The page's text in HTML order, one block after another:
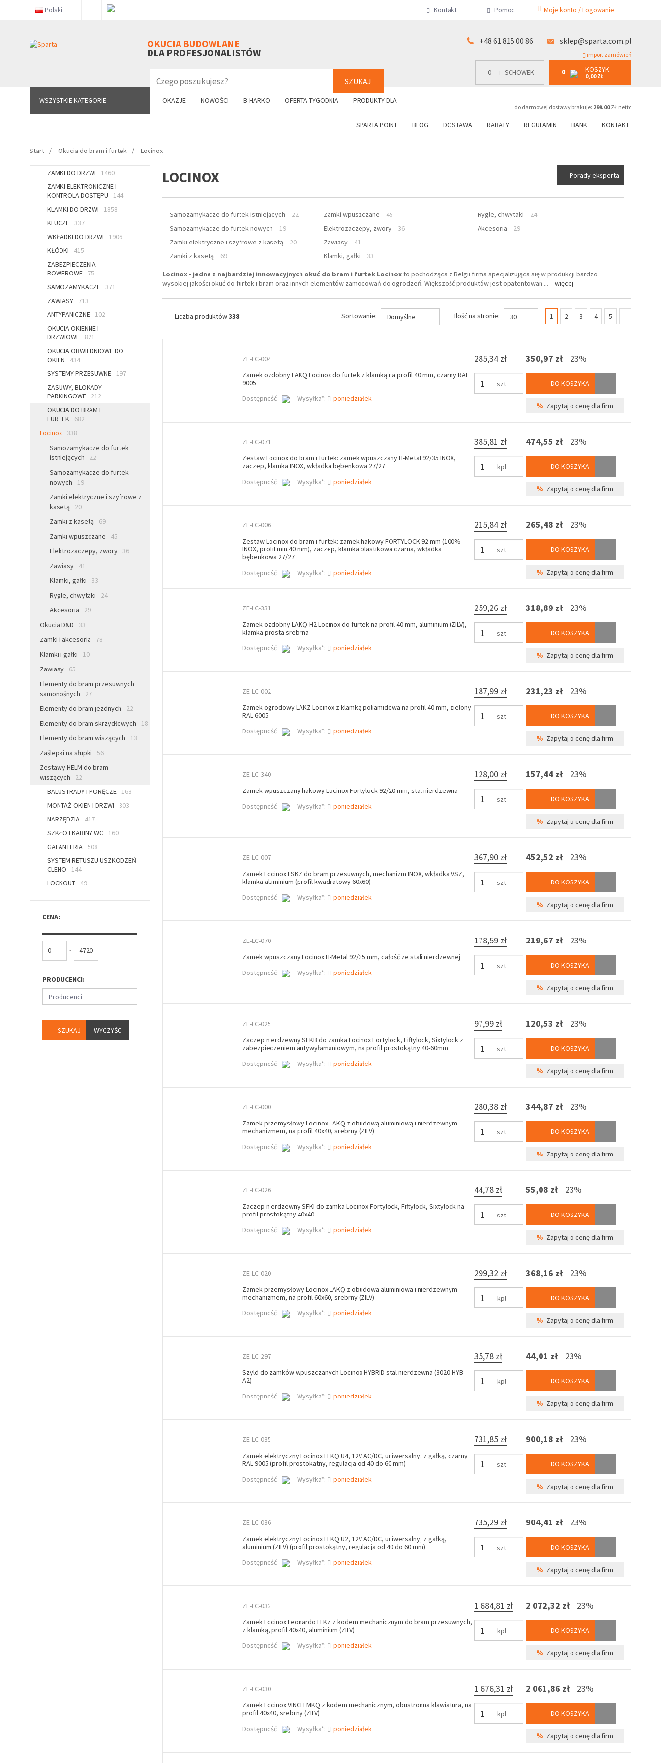
Polski Kontakt Pomoc Moje konto / Logowanie
OKUCIA BUDOWLANE
DLA PROFESJONALISTÓW
SZUKAJ
+48 61 815 00 86 sklep@sparta.com.pl
import zamówień
0 SCHOWEK 0 KOSZYK
0,00 ZŁ
do darmowej dostawy brakuje: 299.00ZŁ netto
WSZYSTKIE KATEGORIE OKAZJE NOWOŚCI B-HARKO OFERTA TYGODNIA PRODUKTY DLA
SPARTA POINT BLOG DOSTAWA RABATY REGULAMIN BANK KONTAKT
WSZYSTKIE KATEGORIE 0 SCHOWEK 0 KOSZYK
0,00 ZŁ
+48 61 815 00 86
Start Okucia do bram i furtek Locinox
ZAMKI DO DRZWI
1460
ZAMKI ELEKTRONICZNE I
KONTROLA DOSTĘPU
144
KLAMKI DO DRZWI
1858
KLUCZE
337
WKŁADKI DO DRZWI
1906
KŁÓDKI
415
ZABEZPIECZENIA
ROWEROWE
75
SAMOZAMYKACZE
371
ZAWIASY
713
ANTYPANICZNE
102
OKUCIA OKIENNE I
DRZWIOWE
821
OKUCIA OBWIEDNIOWE DO
OKIEN
434
SYSTEMY PRZESUWNE
197
ZASUWY, BLOKADY
PARKINGOWE
212
OKUCIA DO BRAM I
FURTEK
682
Locinox
338
Samozamykacze do furtek
istniejących
22
Samozamykacze do furtek
nowych
19
Zamki elektryczne i szyfrowe z
kasetą
20
Zamki z kasetą
69
Zamki wpuszczane
45
Elektrozaczepy, zwory
36
Zawiasy
41
Klamki, gałki
33
Rygle, chwytaki
24
Akcesoria
29
Okucia D&D
33
Zamki i akcesoria
78
Klamki i gałki
10
Zawiasy
65
Elementy do bram przesuwnych
samonośnych
27
Elementy do bram jezdnych
22
Elementy do bram skrzydłowych
18
Elementy do bram wiszących
13
Zaślepki na słupki
56
Zestawy HELM do bram
wiszących
22
BALUSTRADY I PORĘCZE
163
MONTAŻ OKIEN I DRZWI
303
NARZĘDZIA
417
SZKŁO I KABINY WC
160
GALANTERIA 508
SYSTEM RETUSZU USZKODZEŃ
CLEHO
144
LOCKOUT
49
CENA:
-
PRODUCENCI:
Producenci
WYCZYŚĆ
LOCINOX Porady eksperta
Samozamykacze do furtek istniejących
22
Samozamykacze do furtek nowych
19
Zamki elektryczne i szyfrowe z kasetą
20
Zamki z kasetą
69
Zamki wpuszczane
45
Elektrozaczepy, zwory
36
Zawiasy
41
Klamki, gałki
33
Rygle, chwytaki
24
Akcesoria
29
Locinox - jedne z najbardziej innowacyjnych okuć do bram i furtek Locinoxto pochodząca z Belgii firma specjalizująca się w produkcji bardzo
wysokiej jakości okuć do furtek i bram oraz innych elementów zamocowań do ogrodzeń. Większość produktów jest opatentowan ... więcej
Liczba produktów338 Sortowanie: Domyślne Ilość na stronie: 30 1 (current)
2 3 4 5
ZE-LC-004
Zamek ozdobny LAKQ Locinox do furtek z klamką na profil 40 mm, czarny RAL
9005
Dostępność
Wysyłka*: poniedziałek
285,34 zł
szt
350,97 zł 23%
DO KOSZYKA
% Zapytaj o cenę dla firm
ZE-LC-071
Zestaw Locinox do bram i furtek: zamek wpuszczany H-Metal 92/35 INOX,
zaczep, klamka INOX, wkładka bębenkowa 27/27
Dostępność
Wysyłka*: poniedziałek
385,81 zł
kpl
474,55 zł 23%
DO KOSZYKA
% Zapytaj o cenę dla firm
ZE-LC-006
Zestaw Locinox do bram i furtek: zamek hakowy FORTYLOCK 92 mm (100%
INOX, profil min.40 mm), zaczep, klamka plastikowa czarna, wkładka
bębenkowa 27/27
Dostępność
Wysyłka*: poniedziałek
215,84 zł
szt
265,48 zł 23%
DO KOSZYKA
% Zapytaj o cenę dla firm
ZE-LC-331
Zamek ozdobny LAKQ-H2 Locinox do furtek na profil 40 mm, aluminium (ZILV),
klamka prosta srebrna
Dostępność
Wysyłka*: poniedziałek
259,26 zł
szt
318,89 zł 23%
DO KOSZYKA
% Zapytaj o cenę dla firm
ZE-LC-002
Zamek ogrodowy LAKZ Locinox z klamką poliamidową na profil 40 mm, zielony
RAL 6005
Dostępność
Wysyłka*: poniedziałek
187,99 zł
szt
231,23 zł 23%
DO KOSZYKA
% Zapytaj o cenę dla firm
ZE-LC-340
Zamek wpuszczany hakowy Locinox Fortylock 92/20 mm, stal nierdzewna
Dostępność
Wysyłka*: poniedziałek
128,00 zł
szt
157,44 zł 23%
DO KOSZYKA
% Zapytaj o cenę dla firm
ZE-LC-007
Zamek Locinox LSKZ do bram przesuwnych, mechanizm INOX, wkładka VSZ,
klamka aluminium (profil kwadratowy 60x60)
Dostępność
Wysyłka*: poniedziałek
367,90 zł
szt
452,52 zł 23%
DO KOSZYKA
% Zapytaj o cenę dla firm
ZE-LC-070
Zamek wpuszczany Locinox H-Metal 92/35 mm, całość ze stali nierdzewnej
Dostępność
Wysyłka*: poniedziałek
178,59 zł
szt
219,67 zł 23%
DO KOSZYKA
% Zapytaj o cenę dla firm
ZE-LC-025
Zaczep nierdzewny SFKB do zamka Locinox Fortylock, Fiftylock, Sixtylock z
zabezpieczeniem antywyłamaniowym, na profil prostokątny 40-60mm
Dostępność
Wysyłka*: poniedziałek
97,99 zł
szt
120,53 zł 23%
DO KOSZYKA
% Zapytaj o cenę dla firm
ZE-LC-000
Zamek przemysłowy Locinox LAKQ z obudową aluminiową i nierdzewnym
mechanizmem, na profil 40x40, srebrny (ZILV)
Dostępność
Wysyłka*: poniedziałek
280,38 zł
szt
344,87 zł 23%
DO KOSZYKA
% Zapytaj o cenę dla firm
ZE-LC-026
Zaczep nierdzewny SFKI do zamka Locinox Fortylock, Fiftylock, Sixtylock na
profil prostokątny 40x40
Dostępność
Wysyłka*: poniedziałek
44,78 zł
szt
55,08 zł 23%
DO KOSZYKA
% Zapytaj o cenę dla firm
ZE-LC-020
Zamek przemysłowy Locinox LAKQ z obudową aluminiową i nierdzewnym
mechanizmem, na profil 60x60, srebrny (ZILV)
Dostępność
Wysyłka*: poniedziałek
299,32 zł
kpl
368,16 zł 23%
DO KOSZYKA
% Zapytaj o cenę dla firm
ZE-LC-297
Szyld do zamków wpuszczanych Locinox HYBRID stal nierdzewna (3020-HYB-
A2)
Dostępność
Wysyłka*: poniedziałek
35,78 zł
kpl
44,01 zł 23%
DO KOSZYKA
% Zapytaj o cenę dla firm
ZE-LC-035
Zamek elektryczny Locinox LEKQ U4, 12V AC/DC, uniwersalny, z gałką, czarny
RAL 9005 (profil prostokątny, regulacja od 40 do 60 mm)
Dostępność
Wysyłka*: poniedziałek
731,85 zł
szt
900,18 zł 23%
DO KOSZYKA
% Zapytaj o cenę dla firm
ZE-LC-036
Zamek elektryczny Locinox LEKQ U2, 12V AC/DC, uniwersalny, z gałką,
aluminium (ZILV) (profil prostokątny, regulacja od 40 do 60 mm)
Dostępność
Wysyłka*: poniedziałek
735,29 zł
szt
904,41 zł 23%
DO KOSZYKA
% Zapytaj o cenę dla firm
ZE-LC-032
Zamek Locinox Leonardo LLKZ z kodem mechanicznym do bram przesuwnych,
z klamką, profil 40x40, aluminium (ZILV)
Dostępność
Wysyłka*: poniedziałek
1 684,81 zł
kpl
2 072,32 zł 23%
DO KOSZYKA
% Zapytaj o cenę dla firm
ZE-LC-030
Zamek Locinox VINCI LMKQ z kodem mechanicznym, obustronna klawiatura, na
profil 40x40, srebrny (ZILV)
Dostępność
Wysyłka*: poniedziałek
1 676,31 zł
kpl
2 061,86 zł 23%
DO KOSZYKA
% Zapytaj o cenę dla firm